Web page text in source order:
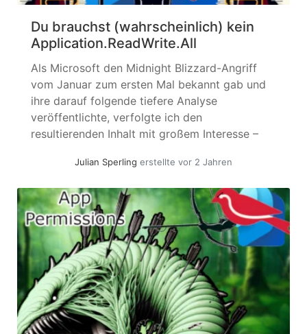
Du brauchst (wahrscheinlich) kein
Application.ReadWrite.All
Als Microsoft den Midnight Blizzard-Angriff
vom Januar zum ersten Mal bekannt gab und
ihre darauf folgende tiefere Analyse
veröffentlichte, verfolgte ich den
resultierenden Inhalt mit großem Interesse –
ausgehen, sind ein Herzensthema für mich.
vernünftigen Niveau nutzen, werden Sie
unweigerlich Enterprise Applikationen mit
einem... »weiterlesen
Julian Sperling erstellte vor 2 Jahren